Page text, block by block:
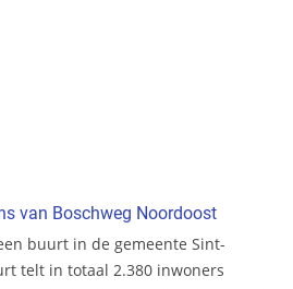
van Boschweg Noordoost
buurt in de gemeente Sint-
telt in totaal 2.380 inwoners